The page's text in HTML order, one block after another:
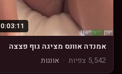
0:03:11
אמנדה אוונס מציגה גוף פצצה
5,542 צפיות
· אוננות